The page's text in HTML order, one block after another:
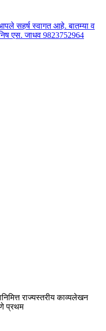
सहर्ष स्वागत आहे. बातम्या व
एस. जाधव 9823752964
राज्यस्तरीय काव्यलेखन
प्रथम